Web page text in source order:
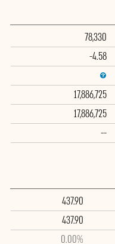
78,330
-4.58
17,886,725
17,886,725
--
437.90
437.90
0.00%